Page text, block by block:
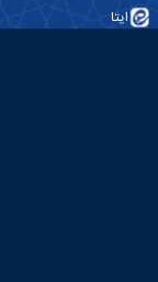
ایتا